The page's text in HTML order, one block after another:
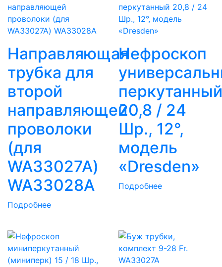
Направляющая
трубка для
второй
направляющей
проволоки
(для
WA33027A)
WA33028A
Подробнее
Нефроскоп
перкутанный
20,8 / 24
Шр., 12°,
модель
«Dresden»
Подробнее